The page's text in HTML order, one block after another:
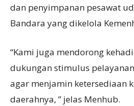
dan penyimpanan pesawat
Bandara yang dikelola
“Kami juga mendorong
dukungan stimulus
agar menjamin ketersediaan
daerahnya, ” jelas Menhub.